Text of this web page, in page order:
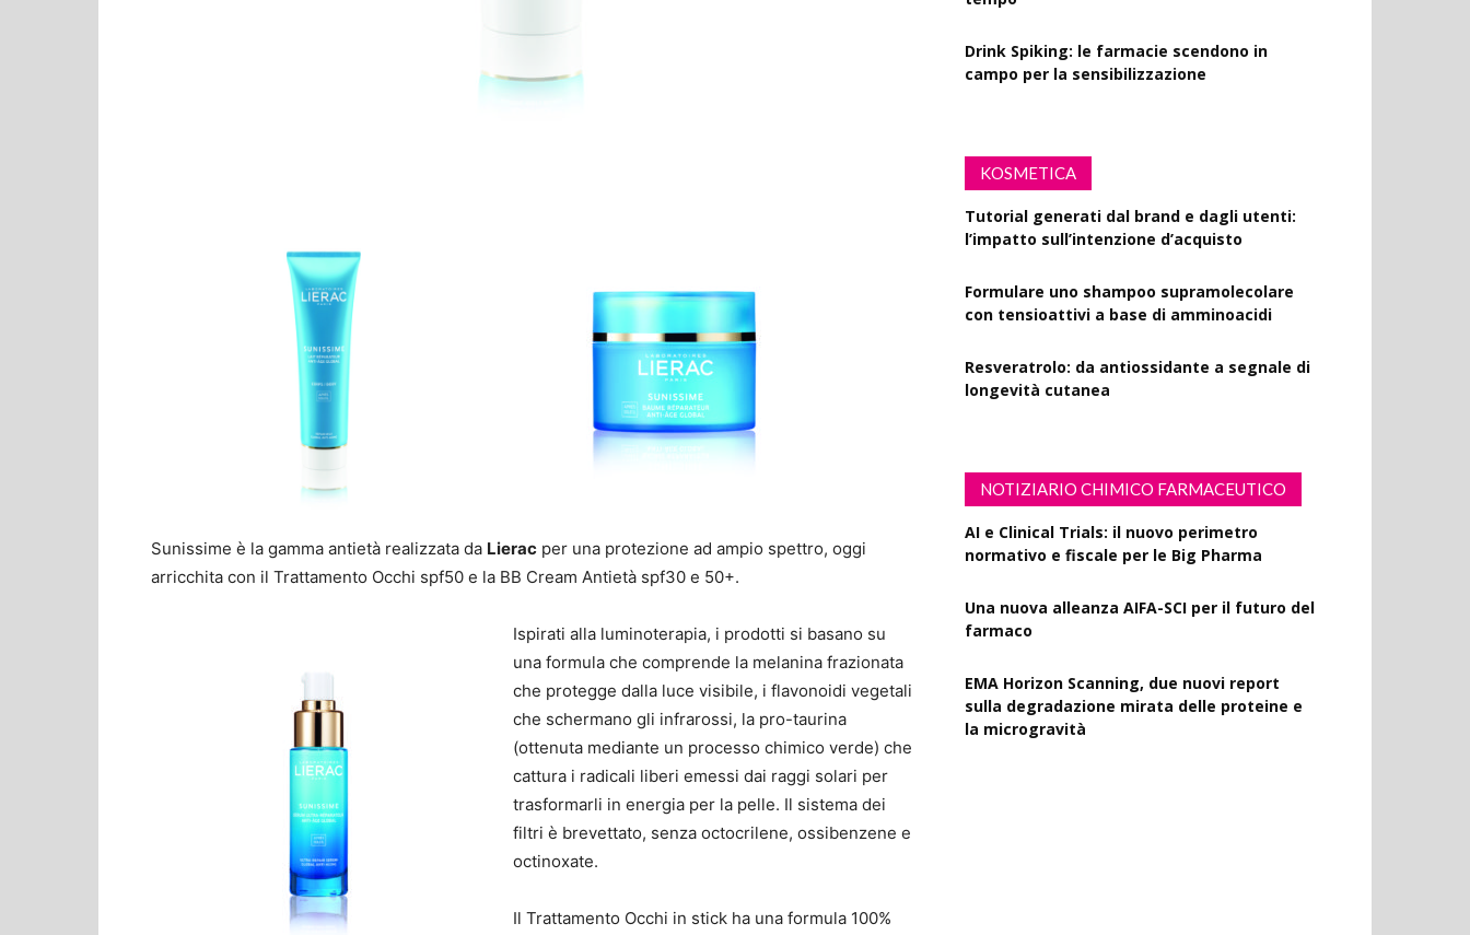
Sunissime è la gamma antietà realizzata da Lierac per una protezione ad ampio spettro, oggi
arricchita con il Trattamento Occhi spf50 e la BB Cream Antietà spf30 e 50+.
Ispirati alla luminoterapia, i prodotti si basano su
una formula che comprende la melanina frazionata
che protegge dalla luce visibile, i flavonoidi vegetali
che schermano gli infrarossi, la pro-taurina
(ottenuta mediante un processo chimico verde) che
cattura i radicali liberi emessi dai raggi solari per
trasformarli in energia per la pelle. Il sistema dei
filtri è brevettato, senza octocrilene, ossibenzene e
octinoxate.
Il Trattamento Occhi in stick ha una formula 100%
Drink Spiking: le farmacie scendono in
campo per la sensibilizzazione
KOSMETICA
Tutorial generati dal brand e dagli utenti:
l’impatto sull’intenzione d’acquisto
Formulare uno shampoo supramolecolare
con tensioattivi a base di amminoacidi
Resveratrolo: da antiossidante a segnale di
longevità cutanea
NOTIZIARIO CHIMICO FARMACEUTICO
AI e Clinical Trials: il nuovo perimetro
normativo e fiscale per le Big Pharma
Una nuova alleanza AIFA-SCI per il futuro del
farmaco
EMA Horizon Scanning, due nuovi report
sulla degradazione mirata delle proteine e
la microgravità